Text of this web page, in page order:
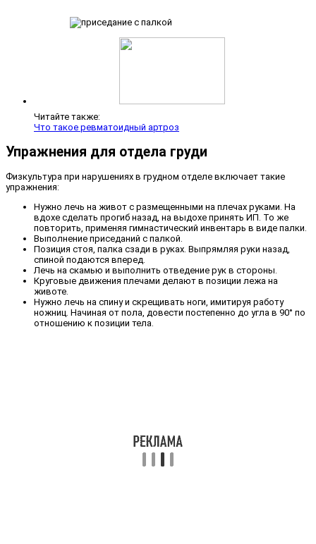
Читайте также:
Что такое ревматоидный артроз
Упражнения для отдела груди
Физкультура при нарушениях в грудном отделе включает такие
упражнения:
Нужно лечь на живот с размещенными на плечах руками. На
вдохе сделать прогиб назад, на выдохе принять ИП. То же
повторить, применяя гимнастический инвентарь в виде палки.
Выполнение приседаний с палкой.
Позиция стоя, палка сзади в руках. Выпрямляя руки назад,
спиной подаются вперед.
Лечь на скамью и выполнить отведение рук в стороны.
Круговые движения плечами делают в позиции лежа на
животе.
Нужно лечь на спину и скрещивать ноги, имитируя работу
ножниц. Начиная от пола, довести постепенно до угла в 90° по
отношению к позиции тела.